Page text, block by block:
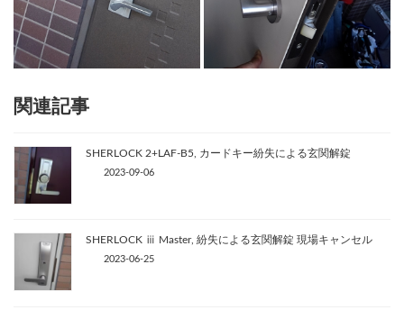
関連記事
SHERLOCK 2+LAF-B5, カードキー紛失による玄関解錠
2023-09-06
SHERLOCK ⅲ Master, 紛失による玄関解錠 現場キャンセル
2023-06-25